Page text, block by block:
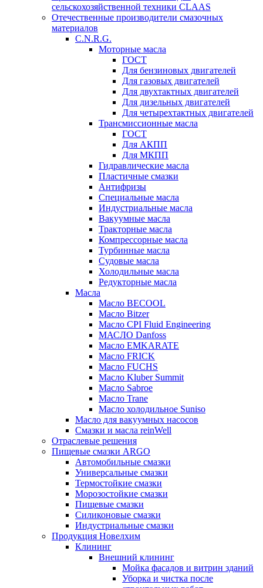
сельскохозяйственной техники CLAAS
Отечественные производители смазочных
материалов
C.N.R.G.
Моторные масла
ГОСТ
Для бензиновых двигателей
Для газовых двигателей
Для двухтактных двигателей
Для дизельных двигателей
Для четырехтактных двигателей
Трансмиссионные масла
ГОСТ
Для АКПП
Для МКПП
Гидравлические масла
Пластичные смазки
Антифризы
Специальные масла
Индустриальные масла
Вакуумные масла
Тракторные масла
Компрессорные масла
Турбинные масла
Судовые масла
Холодильные масла
Редукторные масла
Масла
Масло BECOOL
Масло Bitzer
Масло CPI Fluid Engineering
МАСЛО Danfoss
Масло EMKARATE
Масло FRICK
Масло FUCHS
Масло Kluber Summit
Масло Sabroe
Масло Trane
Масло холодильное Suniso
Масло для вакуумных насосов
Смазки и масла reinWell
Отраслевые решения
Пищевые смазки ARGO
Автомобильные смазки
Универсальные смазки
Термостойкие смазки
Морозостойкие смазки
Пищевые смазки
Силиконовые смазки
Индустриальные смазки
Продукция Новелхим
Клининг
Внешний клининг
Мойка фасадов и витрин зданий
Уборка и чистка после